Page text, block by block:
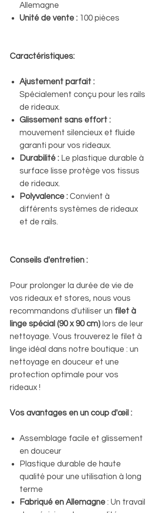
Allemagne
Unité de vente : 100 pièces
Caractéristiques:
Ajustement parfait :
Spécialement conçu pour les rails
de rideaux.
Glissement sans effort :
mouvement silencieux et fluide
garanti pour vos rideaux.
Durabilité : Le plastique durable à
surface lisse protège vos tissus
de rideaux.
Polyvalence : Convient à
différents systèmes de rideaux
et de rails.
Conseils d'entretien :
Pour prolonger la durée de vie de
vos rideaux et stores, nous vous
recommandons d'utiliser un filet à
linge spécial (90 x 90 cm) lors de leur
nettoyage. Vous trouverez le filet à
linge idéal dans notre boutique : un
nettoyage en douceur et une
protection optimale pour vos
rideaux !
Vos avantages en un coup d'œil :
Assemblage facile et glissement
en douceur
Plastique durable de haute
qualité pour une utilisation à long
terme
Fabriqué en Allemagne : Un travail